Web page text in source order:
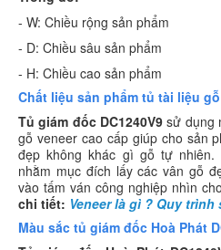
- W: Chiều rộng sản phẩm
- D: Chiều sâu sản phẩm
- H: Chiều cao sản phẩm
Chất liệu sản phẩm tủ tài liệu
Tủ giám đốc DC1240V9 sử dụng
gỗ veneer cao cấp giúp cho sản
đẹp không khác gì gỗ tự
nhằm mục đích lấy các vân gỗ
vào tấm ván công nghiệp nhìn
chi tiết: Veneer là gì ? Quy trình
Màu sắc tủ giám đốc Hoà Phát